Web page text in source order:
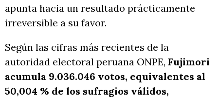
apunta hacia un resultado prácticamente
irreversible a su favor.
Según las cifras más recientes de la
autoridad electoral peruana ONPE, Fujimori
acumula 9.036.046 votos, equivalentes al
50,004 % de los sufragios válidos,